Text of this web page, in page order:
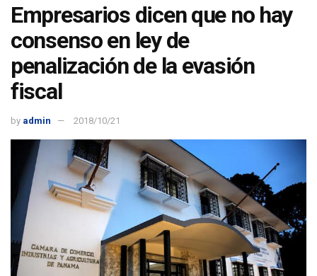
Empresarios dicen que no hay
consenso en ley de
penalización de la evasión
fiscal
by admin 2018/10/21